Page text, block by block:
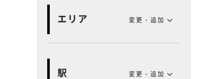
エリア 変更・追加
駅 変更・追加